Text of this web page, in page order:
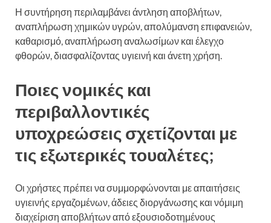
Η συντήρηση περιλαμβάνει άντληση αποβλήτων,
αναπλήρωση χημικών υγρών, απολύμανση επιφανειών,
καθαρισμό, αναπλήρωση αναλωσίμων και έλεγχο
φθορών, διασφαλίζοντας υγιεινή και άνετη χρήση.
Ποιες νομικές και
περιβαλλοντικές
υποχρεώσεις σχετίζονται με
τις εξωτερικές τουαλέτες;
Οι χρήστες πρέπει να συμμορφώνονται με απαιτήσεις
υγιεινής εργαζομένων, άδειες διοργάνωσης και νόμιμη
διαχείριση αποβλήτων από εξουσιοδοτημένους